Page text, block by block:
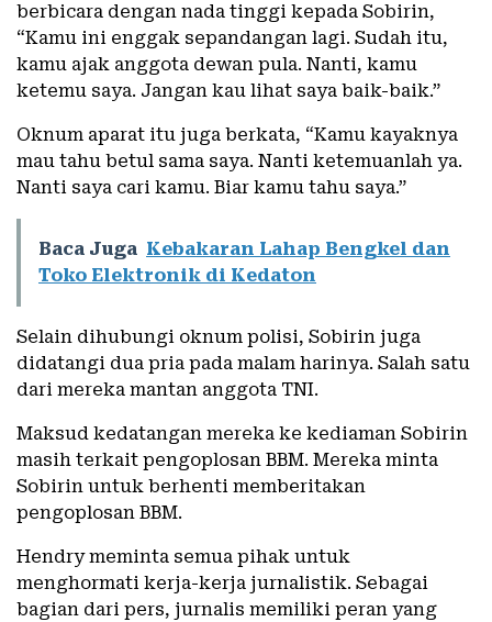
berbicara dengan nada tinggi kepada Sobirin,
“Kamu ini enggak sepandangan lagi. Sudah itu,
kamu ajak anggota dewan pula. Nanti, kamu
ketemu saya. Jangan kau lihat saya baik-baik.”
Oknum aparat itu juga berkata, “Kamu kayaknya
mau tahu betul sama saya. Nanti ketemuanlah ya.
Nanti saya cari kamu. Biar kamu tahu saya.”
Baca Juga Kebakaran Lahap Bengkel dan
Toko Elektronik di Kedaton
Selain dihubungi oknum polisi, Sobirin juga
didatangi dua pria pada malam harinya. Salah satu
dari mereka mantan anggota TNI.
Maksud kedatangan mereka ke kediaman Sobirin
masih terkait pengoplosan BBM. Mereka minta
Sobirin untuk berhenti memberitakan
pengoplosan BBM.
Hendry meminta semua pihak untuk
menghormati kerja-kerja jurnalistik. Sebagai
bagian dari pers, jurnalis memiliki peran yang